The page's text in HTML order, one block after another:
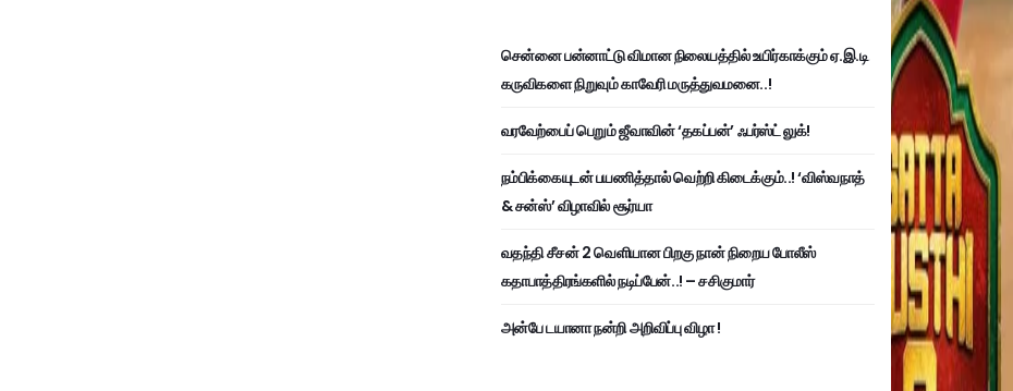
சென்னை பன்னாட்டு விமான நிலையத்தில் உயிர்காக்கும் ஏ.இ.டி
கருவிகளை நிறுவும் காவேரி மருத்துவமனை..!
வரவேற்பைப் பெறும் ஜீவாவின் ‘தகப்பன்’ ஃபர்ஸ்ட் லுக்!
நம்பிக்கையுடன் பயணித்தால் வெற்றி கிடைக்கும்..! ‘விஸ்வநாத்
& சன்ஸ்’ விழாவில் சூர்யா
வதந்தி சீசன் 2 வெளியான பிறகு நான் நிறைய போலீஸ்
கதாபாத்திரங்களில் நடிப்பேன்..! – சசிகுமார்
அன்பே டயானா நன்றி அறிவிப்பு விழா !